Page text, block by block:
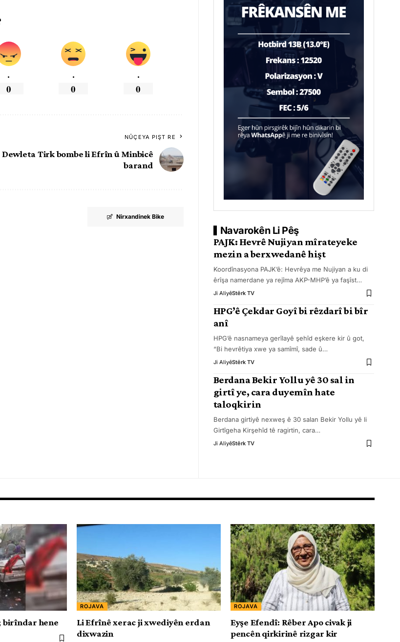
.
0
.
0
.
0
NÛÇEYA PIŞT RE
Dewleta Tirk bombe li Efrîn û Minbicê
barand
Nirxandinek Bike
Navarokên Li Pêş
PAJK: Hevrê Nujiyan mîrateyeke
mezin a berxwedanê hişt
Koordînasyona PAJK’ê: Hevrêya me Nujiyan a ku di
êrîşa namerdane ya rejîma AKP-MHP’ê ya faşîst…
Ji AliyêStêrk TV
HPG’ê Çekdar Goyî bi rêzdarî bi bîr
anî
HPG’ê nasnameya gerîlayê şehîd eşkere kir û got,
“Bi hevrêtiya xwe ya samîmî, sade û…
Ji AliyêStêrk TV
Berdana Bekir Yollu yê 30 sal in
girtî ye, cara duyemîn hate
taloqkirin
Berdana girtiyê nexweş ê 30 salan Bekir Yollu yê li
Girtîgeha Kirşehîd tê ragirtin, cara…
Ji AliyêStêrk TV
birîndar hene
ROJAVA
Li Efrînê xerac ji xwediyên erdan
dixwazin
ROJAVA
Eyşe Efendî: Rêber Apo civak ji
pencên qirkirinê rizgar kir